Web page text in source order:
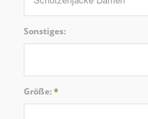
Sonstiges:
Größe:*